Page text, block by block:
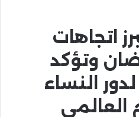
اتجاهات
وتؤكد
لدور النساء
العالمي